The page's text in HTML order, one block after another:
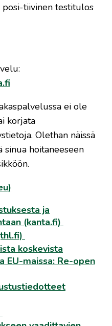
posi-tiivinen testitulos
ei ole
korjata
Olethan näissä
sinua hoitaneeseen
ja
(kanta.fi)
koskevista
EU-maissa: Re-open